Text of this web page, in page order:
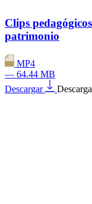
Clips
patrimonio
MP4
— 64.44 MB
Descargar